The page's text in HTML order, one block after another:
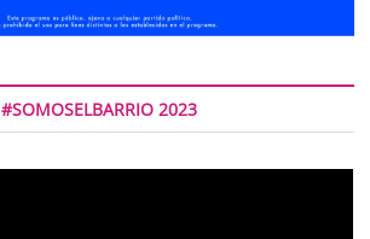
#SOMOSELBARRIO 2023